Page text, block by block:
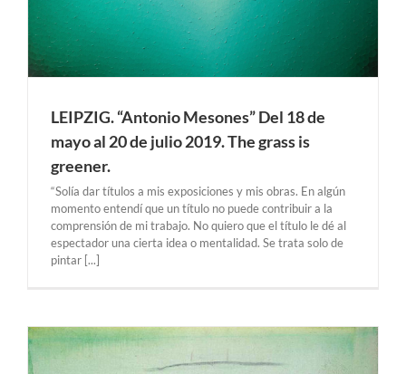
LEIPZIG. “Antonio Mesones” Del 18 de
mayo al 20 de julio 2019. The grass is
greener.
“Solía dar títulos a mis exposiciones y mis obras. En algún
momento entendí que un título no puede contribuir a la
comprensión de mi trabajo. No quiero que el título le dé al
espectador una cierta idea o mentalidad. Se trata solo de
pintar [...]